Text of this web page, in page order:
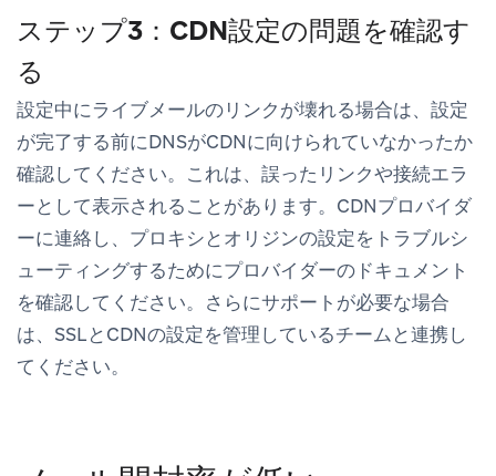
ステップ3：CDN設定の問題を確認す
る
設定中にライブメールのリンクが壊れる場合は、設定
が完了する前にDNSがCDNに向けられていなかったか
確認してください。これは、誤ったリンクや接続エラ
ーとして表示されることがあります。CDNプロバイダ
ーに連絡し、プロキシとオリジンの設定をトラブルシ
ューティングするためにプロバイダーのドキュメント
を確認してください。さらにサポートが必要な場合
は、SSLとCDNの設定を管理しているチームと連携し
てください。